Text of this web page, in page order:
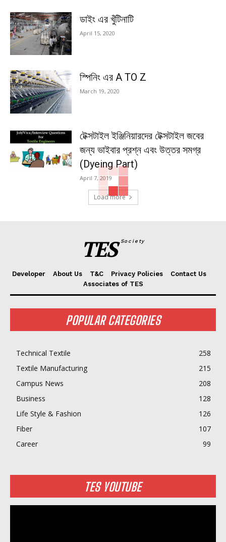
ডাইং এর খুঁটিনাটি
April 15, 2020
স্পিনিং এর A TO Z
March 19, 2020
টেক্সটাইল ইঞ্জিনিয়ারদের টেক্সটাইল জবের
জন্য ভাইবার প্রশ্ন এবং উত্তর সমগ্র
(Dyeing Part)
April 7, 2019
Load more
TES Society
Developer About Us T&C Privacy Policies
Contact Us
Associates of TES
POPULAR CATEGORIES
Technical Textile
258
Textile Manufacturing
215
Campus News
208
Business
128
Life Style & Fashion
126
Fiber
107
Career
99
TES YOUTUBE